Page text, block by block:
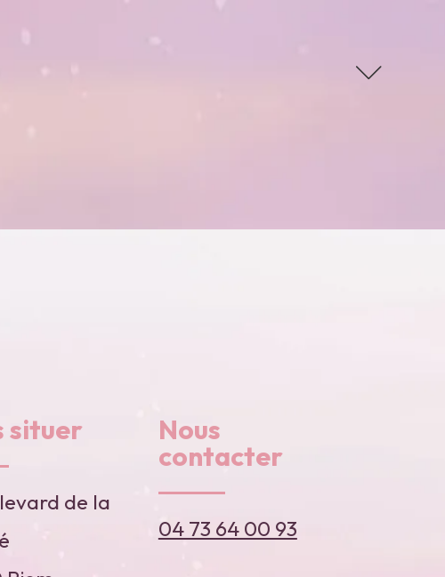
situer
de la
Nous
contacter
04 73 64 00 93